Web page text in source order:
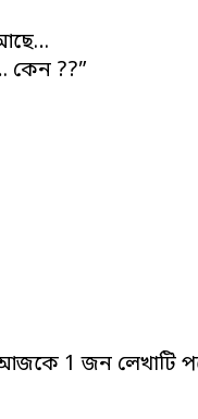
কেন ??”
1 জন লেখাটি